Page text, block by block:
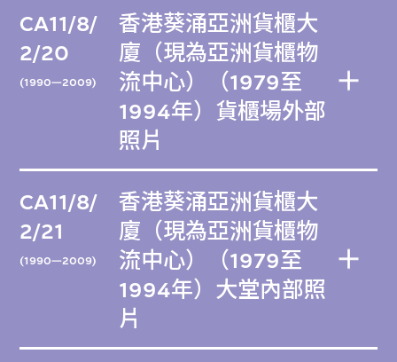
CA11/8/
2/20
(1990—2009)
香港葵涌亞洲貨櫃大
廈（現為亞洲貨櫃物
流中心）（1979至
1994年）貨櫃場外部
照片
CA11/8/
2/21
(1990—2009)
香港葵涌亞洲貨櫃大
廈（現為亞洲貨櫃物
流中心）（1979至
1994年）大堂內部照
片